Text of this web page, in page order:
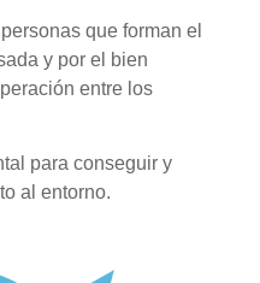
que forman el
y por el bien
entre los
para conseguir y
al entorno.